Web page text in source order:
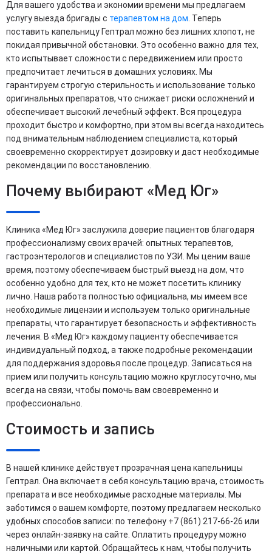
Для вашего удобства и экономии времени мы предлагаем
услугу выезда бригады с терапевтом на дом . Теперь
поставить капельницу Гептрал можно без лишних хлопот, не
покидая привычной обстановки. Это особенно важно для тех,
кто испытывает сложности с передвижением или просто
предпочитает лечиться в домашних условиях. Мы
гарантируем строгую стерильность и использование только
оригинальных препаратов, что снижает риски осложнений и
обеспечивает высокий лечебный эффект. Вся процедура
проходит быстро и комфортно, при этом вы всегда находитесь
под внимательным наблюдением специалиста, который
своевременно скорректирует дозировку и даст необходимые
рекомендации по восстановлению.
Почему выбирают «Мед Юг»
Клиника «Мед Юг» заслужила доверие пациентов благодаря
профессионализму своих врачей: опытных терапевтов,
гастроэнтерологов и специалистов по УЗИ. Мы ценим ваше
время, поэтому обеспечиваем быстрый выезд на дом, что
особенно удобно для тех, кто не может посетить клинику
лично. Наша работа полностью официальна, мы имеем все
необходимые лицензии и используем только оригинальные
препараты, что гарантирует безопасность и эффективность
лечения. В «Мед Юг» каждому пациенту обеспечивается
индивидуальный подход, а также подробные рекомендации
для поддержания здоровья после процедур. Записаться на
прием или получить консультацию можно круглосуточно, мы
всегда на связи, чтобы помочь вам своевременно и
профессионально.
Стоимость и запись
В нашей клинике действует прозрачная цена капельницы
Гептрал. Она включает в себя консультацию врача, стоимость
препарата и все необходимые расходные материалы. Мы
заботимся о вашем комфорте, поэтому предлагаем несколько
удобных способов записи: по телефону +7 (861) 217-66-26 или
через онлайн-заявку на сайте. Оплатить процедуру можно
наличными или картой. Обращайтесь к нам, чтобы получить